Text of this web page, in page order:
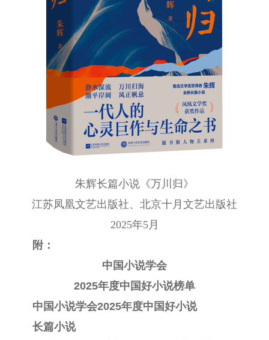
朱辉长篇小说《万川归》
江苏凤凰文艺出版社、北京十月文艺出版社
2025年5月
附：
中国小说学会
2025年度中国好小说榜单
中国小说学会2025年度中国好小说
长篇小说